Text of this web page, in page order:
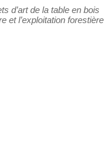
d’art de la table en bois
et l’exploitation forestière